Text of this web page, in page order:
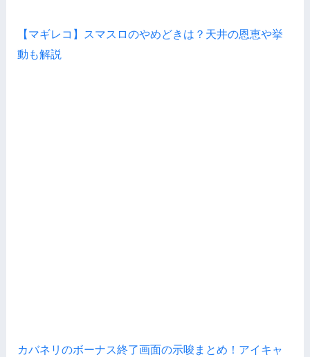
【マギレコ】スマスロのやめどきは？天井の恩恵や挙
動も解説
カバネリのボーナス終了画面の示唆まとめ！アイキャ